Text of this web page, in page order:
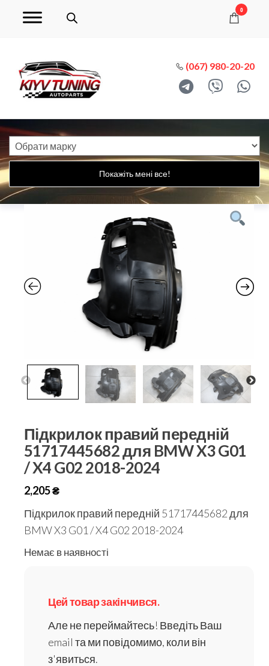
0
(067) 980-20-20
Покажіть мені все!
Підкрилок правий передній
51717445682 для BMW X3 G01
/ X4 G02 2018-2024
2,205₴
Підкрилок правий передній 51717445682 для
BMW X3 G01 / X4 G02 2018-2024
Немає в наявності
Цей товар закінчився.
Але не переймайтесь! Введіть Ваш
email та ми повідомимо, коли він
з'явиться.